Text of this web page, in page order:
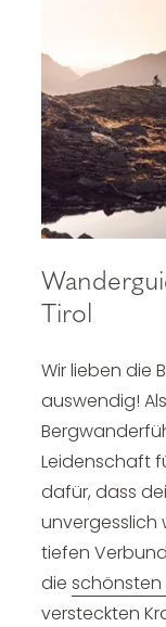
Tirol
Wir lieben die
auswendig!
Leidenschaft
dafür, dass
unvergesslich
tiefen
die schönsten
versteckten